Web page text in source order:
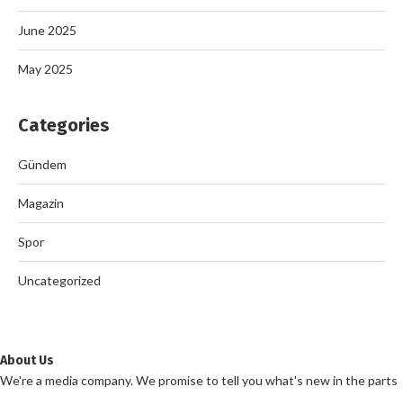
June 2025
May 2025
Categories
Gündem
Magazin
Spor
Uncategorized
About Us
We're a media company. We promise to tell you what's new in the parts